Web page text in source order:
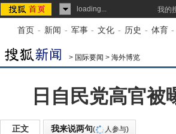
loading... 我的
首页 - 新闻 - 军事 - 文化 - 历史 - 体育 -
> 国际要闻 > 海外博览
日自民党高官被
正文 我来说两句( 人参与)